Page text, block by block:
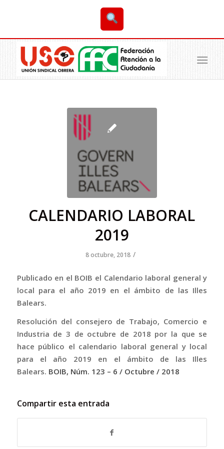
CALENDARIO LABORAL
2019
8 octubre, 2018 /
Publicado en el BOIB el Calendario laboral general y
local para el año 2019 en el ámbito de las Illes
Balears.
Resolución del consejero de Trabajo, Comercio e
Industria de 3 de octubre de 2018 por la que se
hace público el calendario laboral general y local
para el año 2019 en el ámbito de las Illes
Balears. BOIB, Núm. 123 – 6 / Octubre / 2018
Compartir esta entrada